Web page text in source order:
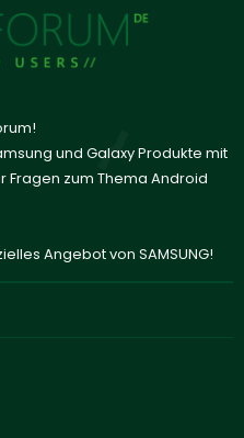
und Galaxy Produkte mit
zum Thema Android
Angebot von SAMSUNG!